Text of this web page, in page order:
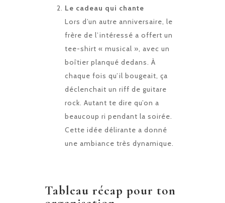
Le cadeau qui chante
Lors d’un autre anniversaire, le
frère de l’intéressé a offert un
tee-shirt « musical », avec un
boîtier planqué dedans. À
chaque fois qu’il bougeait, ça
déclenchait un riff de guitare
rock. Autant te dire qu’on a
beaucoup ri pendant la soirée.
Cette idée délirante a donné
une ambiance très dynamique.
Tableau récap pour ton